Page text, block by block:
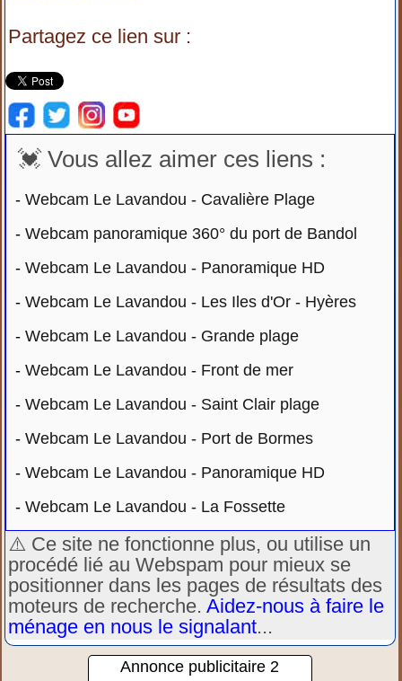
Partagez ce lien sur :
💓 Vous allez aimer ces liens :
-Webcam Le Lavandou - Cavalière Plage
-Webcam panoramique 360° du port de Bandol
-Webcam Le Lavandou - Panoramique HD
-Webcam Le Lavandou - Les Iles d'Or - Hyères
-Webcam Le Lavandou - Grande plage
-Webcam Le Lavandou - Front de mer
-Webcam Le Lavandou - Saint Clair plage
-Webcam Le Lavandou - Port de Bormes
-Webcam Le Lavandou - Panoramique HD
-Webcam Le Lavandou - La Fossette
⚠️ Ce site ne fonctionne plus, ou utilise un
procédé lié au Webspam pour mieux se
positionner dans les pages de résultats des
moteurs de recherche.Aidez-nous à faire le
ménage en nous le signalant...
Annonce publicitaire 2